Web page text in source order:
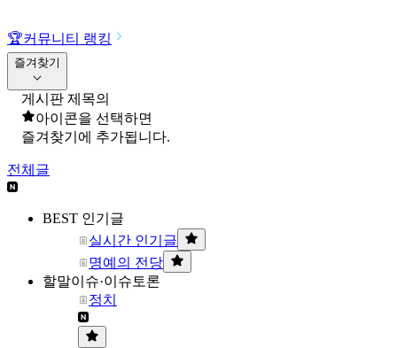
🏆커뮤니티 랭킹
즐겨찾기
게시판 제목의
아이콘을 선택하면
즐겨찾기에 추가됩니다.
전체글
BEST 인기글
실시간 인기글
명예의 전당
할말이슈·이슈토론
정치